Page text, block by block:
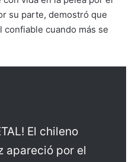
su parte, demostró que
cuando más se
El chileno
apareció por el